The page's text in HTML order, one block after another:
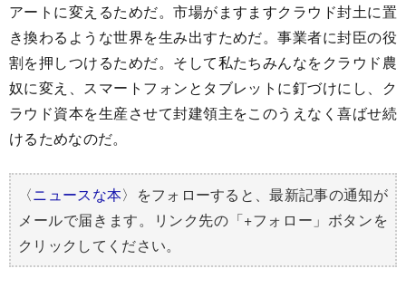
アートに変えるためだ。市場がますますクラウド封土に置
き換わるような世界を生み出すためだ。事業者に封臣の役
割を押しつけるためだ。そして私たちみんなをクラウド農
奴に変え、スマートフォンとタブレットに釘づけにし、ク
ラウド資本を生産させて封建領主をこのうえなく喜ばせ続
けるためなのだ。
〈ニュースな本〉をフォローすると、最新記事の通知が
メールで届きます。リンク先の「+フォロー」ボタンを
クリックしてください。